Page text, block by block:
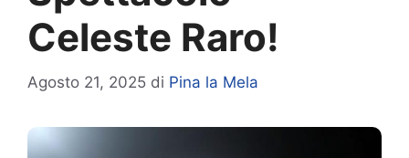
Celeste Raro!
Agosto 21, 2025 di Pina la Mela